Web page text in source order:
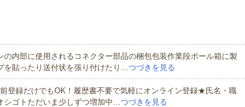
の内部に使用されるコネクター部品の梱包包装作業段ボール箱に製
を貼ったり送付状を張り付けたり…つづきを見る
登録だけでもOK！履歴書不要で気軽にオンライン登録★氏名・職
シゴトただいま少しずつ増加中…つづきを見る